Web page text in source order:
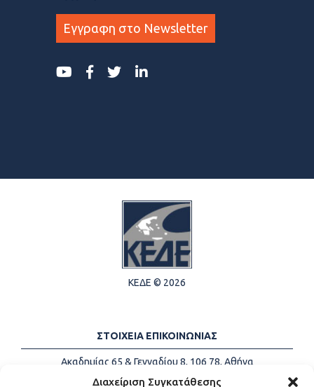
Διαχείριση Συγκατάθεσης
Εγγραφη στο Newsletter
ΚΕΔΕ © 2026
ΣΤΟΙΧΕΙΑ ΕΠΙΚΟΙΝΩΝΙΑΣ
Ακαδημίας 65 & Γενναδίου 8, 106 78, Αθήνα
Τηλέφωνα:
+30 213-2147500